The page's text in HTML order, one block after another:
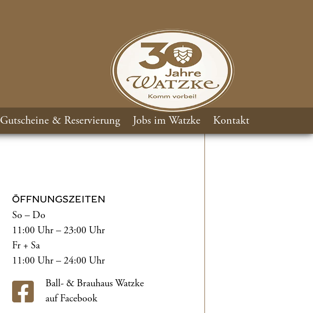
Gutscheine & Reservierung Jobs im Watzke Kontakt
ÖFFNUNGSZEITEN
So – Do
11:00 Uhr – 23:00 Uhr
Fr + Sa
11:00 Uhr – 24:00 Uhr
Ball- & Brauhaus Watzke
auf Facebook